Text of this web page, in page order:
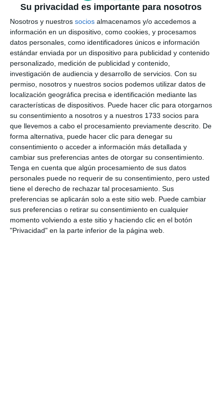
Su privacidad es importante para nosotros
Nosotros y nuestros socios almacenamos y/o accedemos a
información en un dispositivo, como cookies, y procesamos
datos personales, como identificadores únicos e información
estándar enviada por un dispositivo para publicidad y contenido
personalizado, medición de publicidad y contenido,
investigación de audiencia y desarrollo de servicios. Con su
permiso, nosotros y nuestros socios podemos utilizar datos de
localización geográfica precisa e identificación mediante las
características de dispositivos. Puede hacer clic para otorgarnos
su consentimiento a nosotros y a nuestros 1733 socios para
que llevemos a cabo el procesamiento previamente descrito. De
forma alternativa, puede hacer clic para denegar su
consentimiento o acceder a información más detallada y
cambiar sus preferencias antes de otorgar su consentimiento.
Tenga en cuenta que algún procesamiento de sus datos
personales puede no requerir de su consentimiento, pero usted
tiene el derecho de rechazar tal procesamiento. Sus
preferencias se aplicarán solo a este sitio web. Puede cambiar
sus preferencias o retirar su consentimiento en cualquier
momento volviendo a este sitio y haciendo clic en el botón
"Privacidad" en la parte inferior de la página web.
ACTUALIDAD
Baile, color y espíritu festivo en
la gala navideña de la Academia
Fama
ACTUALIDAD
La Academia de Liderazgo
Soroptimist se clausura con
empoderamiento femenino
ACTUALIDAD
Soroptimist potencia en su
academia el crecimiento
personal y profesional de 24
mujeres
Soroptimist enseña liderazgo
en Mijas a 24 mujeres de 17